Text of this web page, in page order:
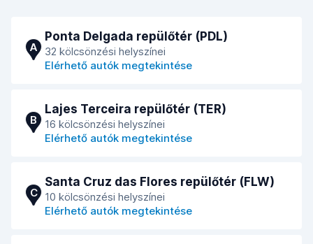
A
Ponta Delgada repülőtér (PDL)
32 kölcsönzési helyszínei
Elérhető autók megtekintése
B
Lajes Terceira repülőtér (TER)
16 kölcsönzési helyszínei
Elérhető autók megtekintése
C
Santa Cruz das Flores repülőtér (FLW)
10 kölcsönzési helyszínei
Elérhető autók megtekintése